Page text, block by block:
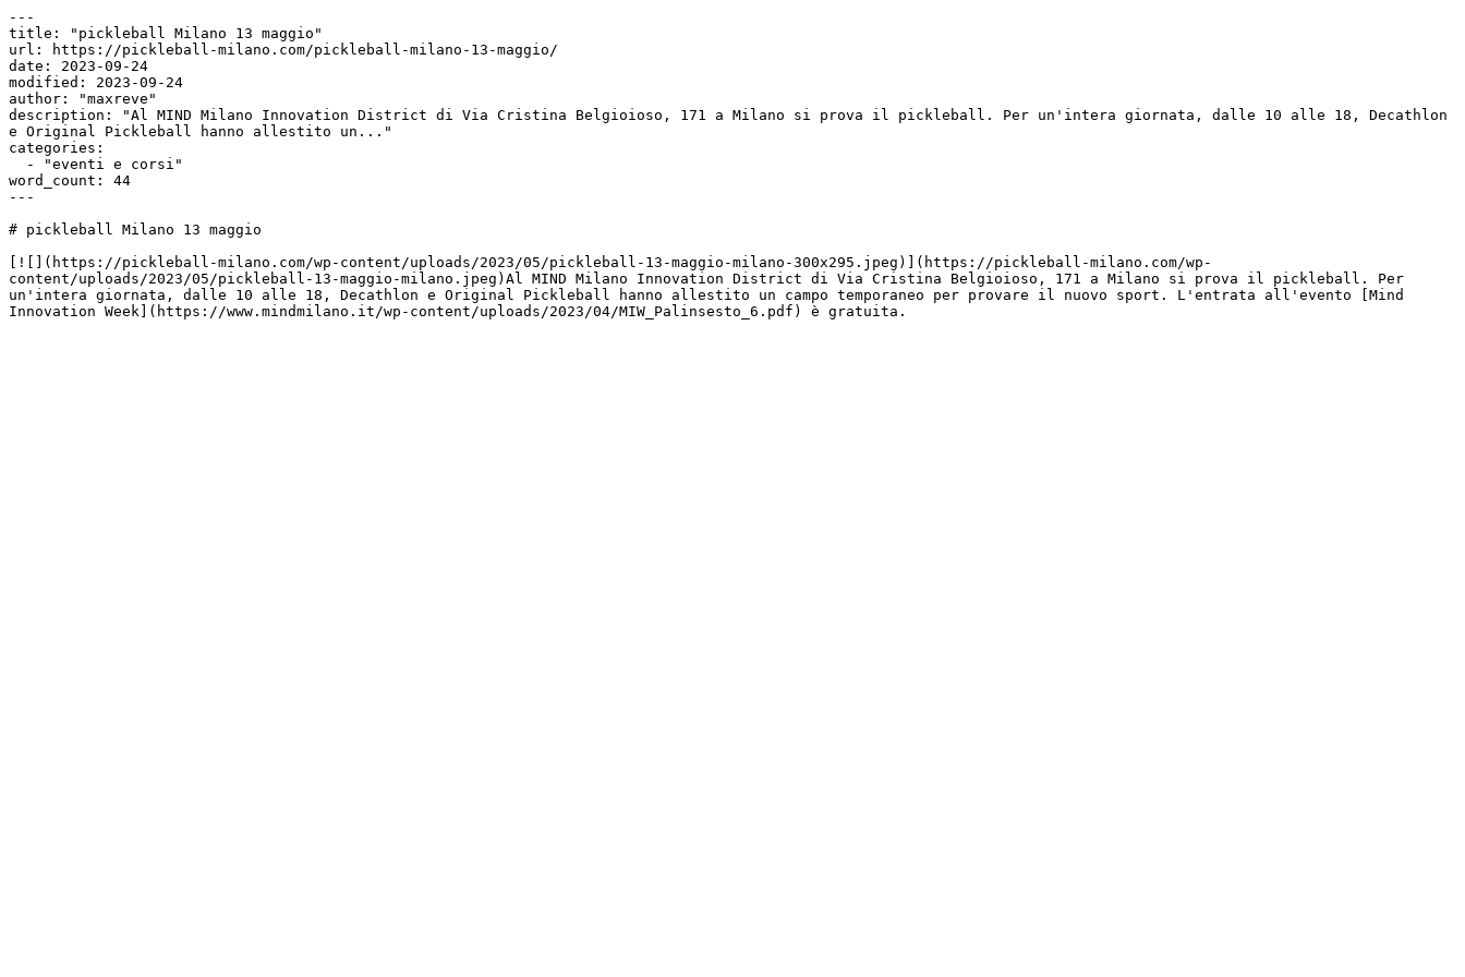
---
title: "pickleball Milano 13 maggio"
url: https://pickleball-milano.com/pickleball-milano-13-maggio/
date: 2023-09-24
modified: 2023-09-24
author: "maxreve"
description: "Al MIND Milano Innovation District di Via Cristina Belgioioso, 171 a Milano si prova il pickleball. Per un'intera giornata, dalle 10 alle 18, Decathlon
e Original Pickleball hanno allestito un..."
categories:
word_count: 44
---
# pickleball Milano 13 maggio
[![](https://pickleball-milano.com/wp-content/uploads/2023/05/pickleball-13-maggio-milano-300x295.jpeg)](https://pickleball-milano.com/wp-
content/uploads/2023/05/pickleball-13-maggio-milano.jpeg)Al MIND Milano Innovation District di Via Cristina Belgioioso, 171 a Milano si prova il pickleball. Per
un'intera giornata, dalle 10 alle 18, Decathlon e Original Pickleball hanno allestito un campo temporaneo per provare il nuovo sport. L'entrata all'evento [Mind
Innovation Week](https://www.mindmilano.it/wp-content/uploads/2023/04/MIW_Palinsesto_6.pdf) è gratuita.